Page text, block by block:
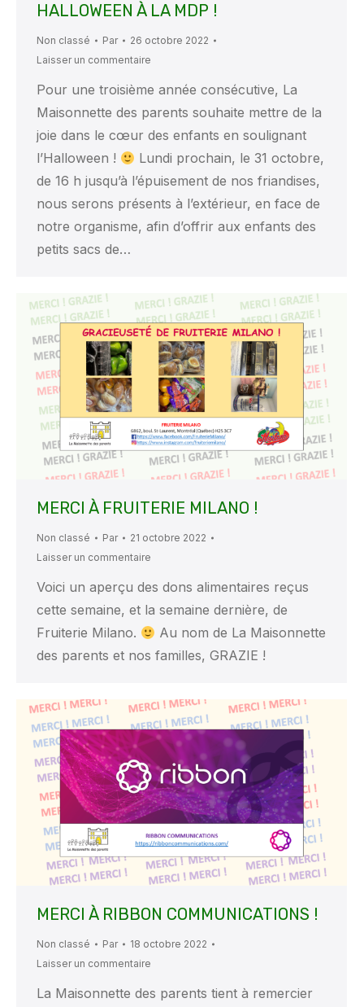
HALLOWEEN À LA MDP !
Non classé Par
26 octobre 2022
Laisser un commentaire
Pour une troisième année consécutive, La
Maisonnette des parents souhaite mettre de la
joie dans le cœur des enfants en soulignant
l’Halloween !
Lundi prochain, le 31 octobre,
de 16 h jusqu’à l’épuisement de nos friandises,
nous serons présents à l’extérieur, en face de
notre organisme, afin d’offrir aux enfants des
petits sacs de…
MERCI À FRUITERIE MILANO !
Non classé Par
21 octobre 2022
Laisser un commentaire
Voici un aperçu des dons alimentaires reçus
cette semaine, et la semaine dernière, de
Fruiterie Milano.
Au nom de La Maisonnette
des parents et nos familles, GRAZIE !
MERCI À RIBBON COMMUNICATIONS !
Non classé Par
18 octobre 2022
Laisser un commentaire
La Maisonnette des parents tient à remercier